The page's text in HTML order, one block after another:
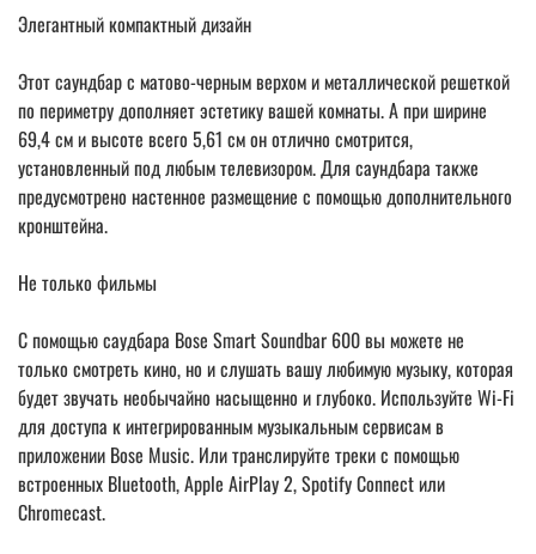
Элегантный компактный дизайн
Этот саундбар с матово-черным верхом и металлической решеткой
по периметру дополняет эстетику вашей комнаты. А при ширине
69,4 см и высоте всего 5,61 см он отлично смотрится,
установленный под любым телевизором. Для саундбара также
предусмотрено настенное размещение с помощью дополнительного
кронштейна.
Не только фильмы
С помощью саудбара Bose Smart Soundbar 600 вы можете не
только смотреть кино, но и слушать вашу любимую музыку, которая
будет звучать необычайно насыщенно и глубоко. Используйте Wi-Fi
для доступа к интегрированным музыкальным сервисам в
приложении Bose Music. Или транслируйте треки с помощью
встроенных Bluetooth, Apple AirPlay 2, Spotify Connect или
Chromecast.